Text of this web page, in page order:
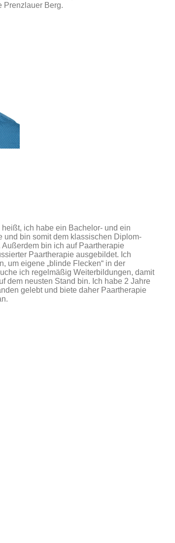
Prenzlauer Berg.
ich habe ein Bachelor- und ein
bin somit dem klassischen Diplom-
bin ich auf Paartherapie
Paartherapie ausgebildet. Ich
um eigene „blinde Flecken“ in der
ich regelmäßig Weiterbildungen, damit
dem neusten Stand bin. Ich habe 2 Jahre
gelebt und biete daher Paartherapie